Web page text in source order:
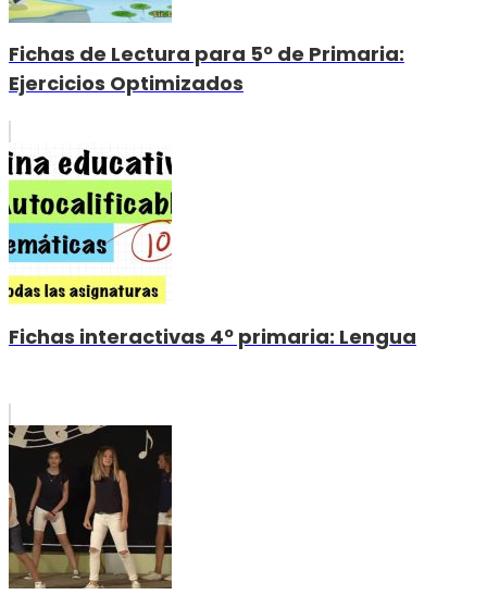
Fichas de Lectura para 5º de Primaria:
Ejercicios Optimizados
Fichas interactivas 4º primaria: Lengua